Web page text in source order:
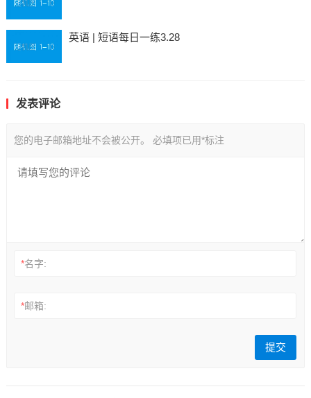
英语 | 短语每日一练3.28
发表评论
您的电子邮箱地址不会被公开。 必填项已用*标注
*名字:
*邮箱: